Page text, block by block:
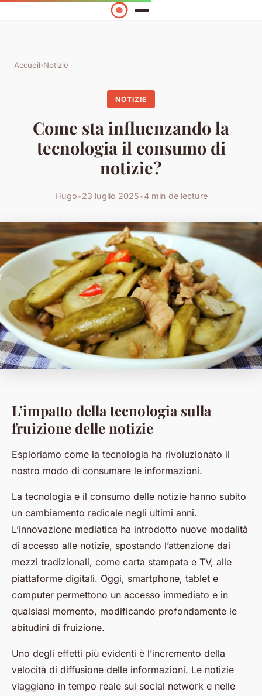
Accueil›Notizie
NOTIZIE
Come sta influenzando la
tecnologia il consumo di
notizie?
Hugo•23 luglio 2025•4 min de lecture
L’impatto della tecnologia sulla
fruizione delle notizie
Esploriamo come la tecnologia ha rivoluzionato il
nostro modo di consumare le informazioni.
La tecnologia e il consumo delle notizie hanno subito
un cambiamento radicale negli ultimi anni.
L’innovazione mediatica ha introdotto nuove modalità
di accesso alle notizie, spostando l’attenzione dai
mezzi tradizionali, come carta stampata e TV, alle
piattaforme digitali. Oggi, smartphone, tablet e
computer permettono un accesso immediato e in
qualsiasi momento, modificando profondamente le
abitudini di fruizione.
Uno degli effetti più evidenti è l’incremento della
velocità di diffusione delle informazioni. Le notizie
viaggiano in tempo reale sui social network e nelle